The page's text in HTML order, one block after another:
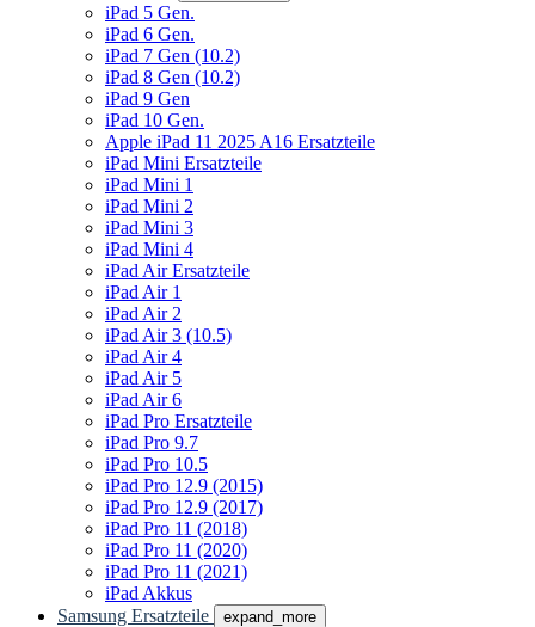
iPad 5 Gen.
iPad 6 Gen.
iPad 7 Gen (10.2)
iPad 8 Gen (10.2)
iPad 9 Gen
iPad 10 Gen.
Apple iPad 11 2025 A16 Ersatzteile
iPad Mini Ersatzteile
iPad Mini 1
iPad Mini 2
iPad Mini 3
iPad Mini 4
iPad Air Ersatzteile
iPad Air 1
iPad Air 2
iPad Air 3 (10.5)
iPad Air 4
iPad Air 5
iPad Air 6
iPad Pro Ersatzteile
iPad Pro 9.7
iPad Pro 10.5
iPad Pro 12.9 (2015)
iPad Pro 12.9 (2017)
iPad Pro 11 (2018)
iPad Pro 11 (2020)
iPad Pro 11 (2021)
iPad Akkus
Samsung Ersatzteile
expand_more